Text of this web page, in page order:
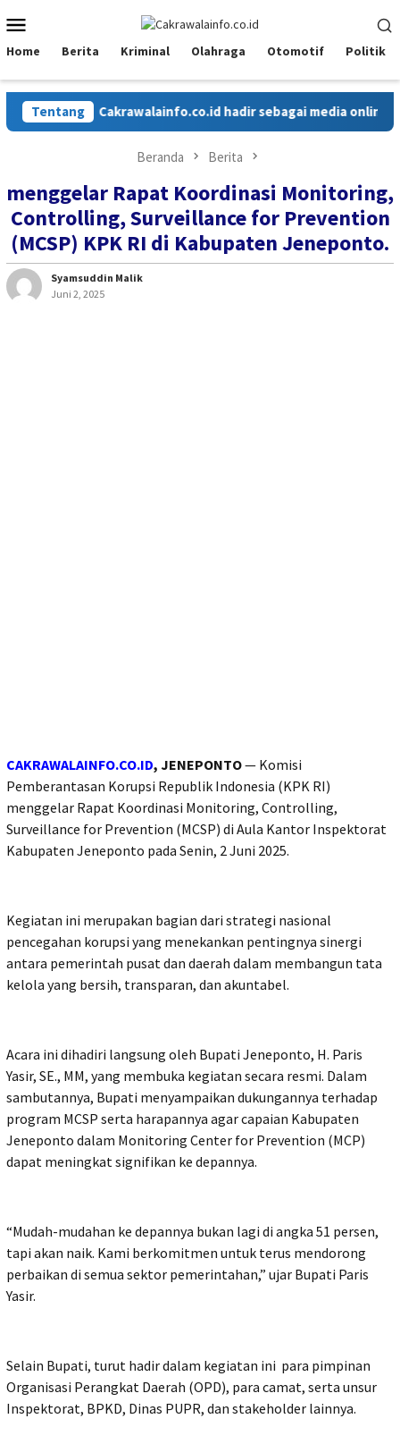
ke
kontenMobile
Home Berita Kriminal Olahraga Otomotif Politik
TentangCakrawalainfo.co.id hadir sebagai media online
Beranda Berita
menggelar Rapat Koordinasi Monitoring,
Controlling, Surveillance for Prevention
(MCSP) KPK RI di Kabupaten Jeneponto.
Syamsuddin Malik
Juni 2, 2025
CAKRAWALAINFO.CO.ID, JENEPONTO— Komisi
Pemberantasan Korupsi Republik Indonesia (KPK RI)
menggelar Rapat Koordinasi Monitoring, Controlling,
Surveillance for Prevention (MCSP) di Aula Kantor Inspektorat
Kabupaten Jeneponto pada Senin, 2 Juni 2025.
Kegiatan ini merupakan bagian dari strategi nasional
pencegahan korupsi yang menekankan pentingnya sinergi
antara pemerintah pusat dan daerah dalam membangun tata
kelola yang bersih, transparan, dan akuntabel.
Acara ini dihadiri langsung oleh Bupati Jeneponto, H. Paris
Yasir, SE., MM, yang membuka kegiatan secara resmi. Dalam
sambutannya, Bupati menyampaikan dukungannya terhadap
program MCSP serta harapannya agar capaian Kabupaten
Jeneponto dalam Monitoring Center for Prevention (MCP)
dapat meningkat signifikan ke depannya.
“Mudah-mudahan ke depannya bukan lagi di angka 51 persen,
tapi akan naik. Kami berkomitmen untuk terus mendorong
perbaikan di semua sektor pemerintahan,” ujar Bupati Paris
Yasir.
Selain Bupati, turut hadir dalam kegiatan ini para pimpinan
Organisasi Perangkat Daerah (OPD), para camat, serta unsur
Inspektorat, BPKD, Dinas PUPR, dan stakeholder lainnya.